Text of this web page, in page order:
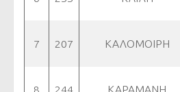
7 207 ΚΑΛΟΜΟΙΡΗ
8 244 ΚΑΡΑΜΑΝΗ